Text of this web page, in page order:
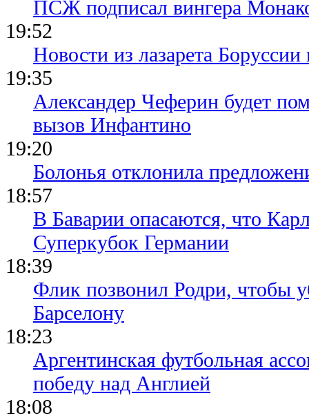
ПСЖ подписал вингера
19:52
Новости из лазарета
19:35
Александер Чеферин будет
вызов Инфантино
19:20
Болонья отклонила
18:57
В Баварии опасаются, что
Суперкубок Германии
18:39
Флик позвонил Родри, чтобы
Барселону
18:23
Аргентинская футбольная
победу над Англией
18:08